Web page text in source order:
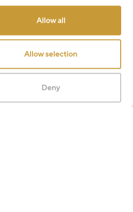
Allow all
Allow selection
Deny
Odeslat